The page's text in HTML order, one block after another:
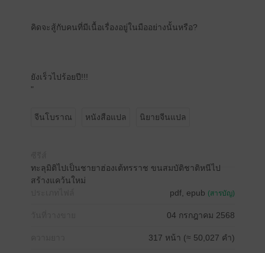
คิดจะสู้กับคนที่มีเนื้อเรื่องอยู่ในมืออย่างนั้นหรือ?
ยังเร็วไปร้อยปี!!!
"
จีนโบราณ หนังสือแปล นิยายจีนแปล
ทะลุมิติไปเป็นชายาฮ่องเต้ทรราช ขนสมบัติชาติหนีไป
สร้างแคว้นใหม่
pdf, epub (สารบัญ)
04 กรกฎาคม 2568
317 หน้า (≈ 50,027 คำ)